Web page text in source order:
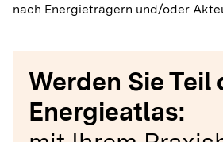
nach Energieträgern und/oder
Werden Sie Teil
Energieatlas: